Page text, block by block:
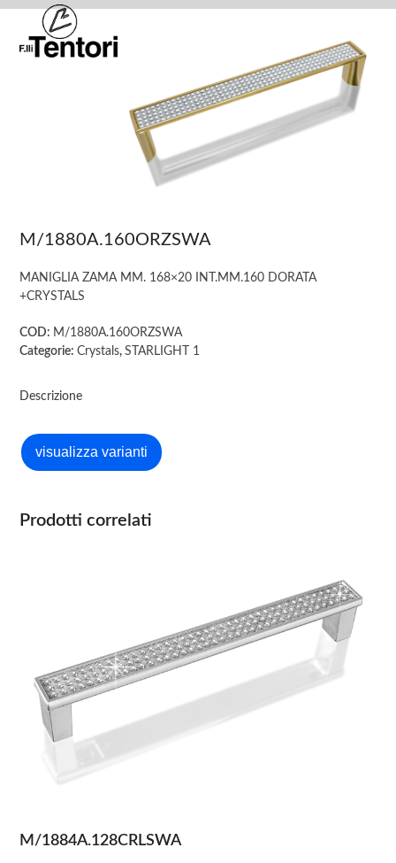
Skip
content
Open
mobile
Close
mobile
M/1880A.160ORZSWA
MANIGLIA ZAMA MM. 168×20 INT.MM.160 DORATA
+CRYSTALS
COD: M/1880A.160ORZSWA
Categorie:Crystals,STARLIGHT 1
Descrizione
Prodotti correlati
M/1884A.128CRLSWA